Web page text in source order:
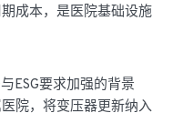
成本，是医院基础设施
ESG要求加强的背景
院，将变压器更新纳入